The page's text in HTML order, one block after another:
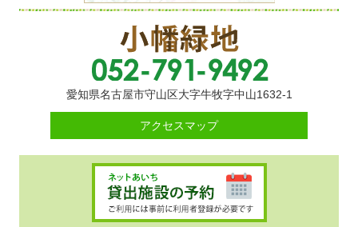
愛知県名古屋市守山区大字牛牧字中山1632-1
アクセスマップ